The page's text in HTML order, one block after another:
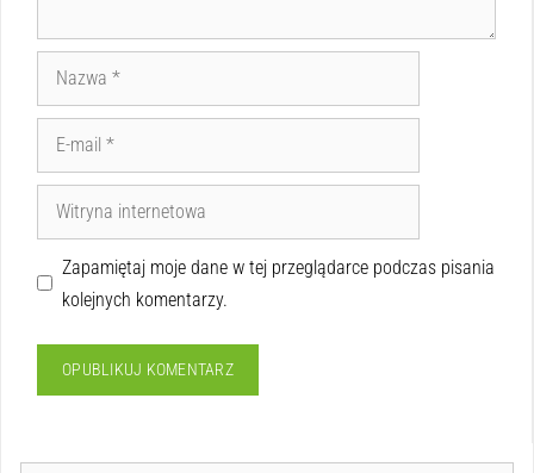
Zapamiętaj moje dane w tej przeglądarce podczas pisania
kolejnych komentarzy.